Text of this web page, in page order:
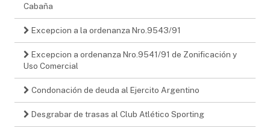
Cabaña
Excepcion a la ordenanza Nro.9543/91
Excepcion a ordenanza Nro.9541/91 de Zonificación y
Uso Comercial
Condonación de deuda al Ejercito Argentino
Desgrabar de trasas al Club Atlético Sporting